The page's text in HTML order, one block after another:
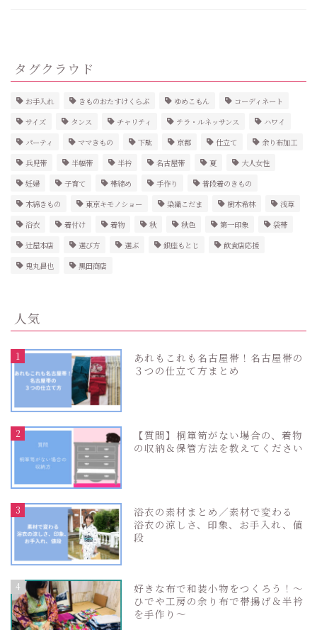
タグクラウド
お手入れ きものおたすけくらぶ ゆめこもん
コーディネート
サイズ
タンス チャリティ テラ・ルネッサンス
ハワイ
パーティ
ママきもの 下駄 京都 仕立て
余り布加工
兵児帯
半幅帯 半衿 名古屋帯 夏
大人女性
妊婦
子育て 帯締め 手作り
普段着のきもの
木綿きもの
東京キモノショー 染織こだま 樹木希林
浅草
浴衣
着付け 着物 秋 秋色 第一印象
袋帯
辻屋本店
選び方 選ぶ 銀座もとじ
飲食店応援
鬼丸昌也
黒田商店
人気
1
あれもこれも名古屋帯！名古屋帯の
３つの仕立て方まとめ
2
【質問】桐箪笥がない場合の、着物
の収納＆保管方法を教えてください
3
浴衣の素材まとめ／素材で変わる
浴衣の涼しさ、印象、お手入れ、値
段
4
好きな布で和装小物をつくろう！〜
ひでや工房の余り布で帯揚げ＆半衿
を手作り〜